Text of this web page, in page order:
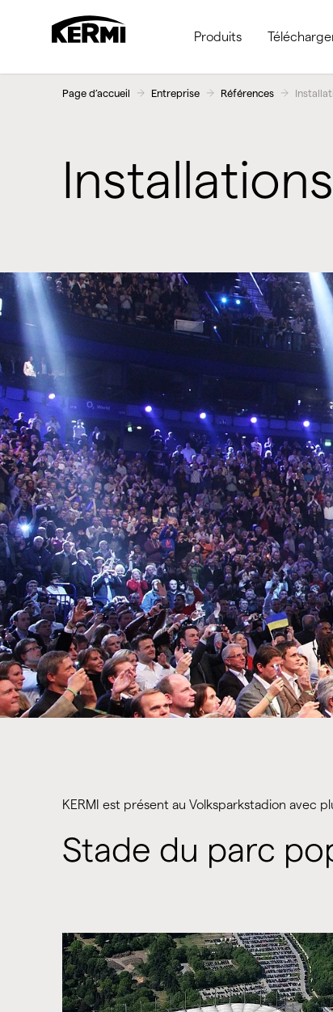
Produits
Page d’accueil Entreprise Références
KERMI est présent au Volksparkstadion avec
Stade du parc